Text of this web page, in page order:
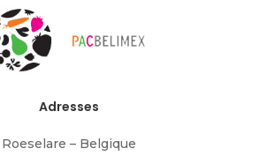
Adresses
Roeselare – Belgique